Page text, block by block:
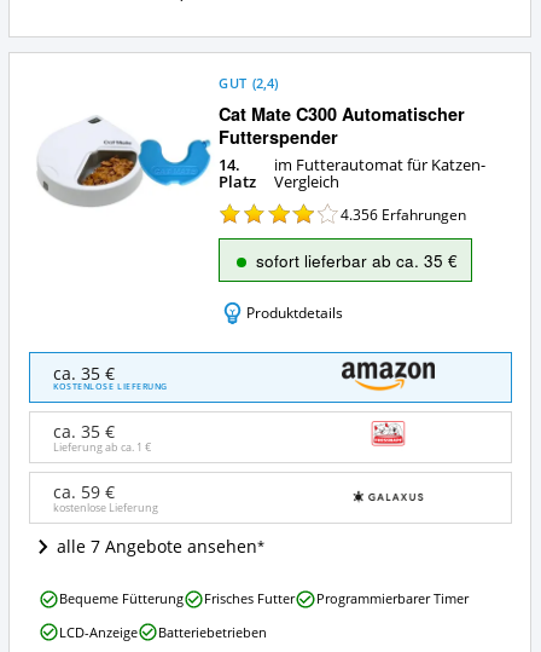
Cat Mate C300 Automatischer
Futterspender
GUT (2,4)
14.
Platz
im Futterautomat für Katzen-
Vergleich
4.356 Erfahrungen
sofort lieferbar ab ca. 35 €
Produktdetails
Mate
C300
Automatischer
Futterspender
Angebote:
dieser
Futterautomat
Katzen
erhältlich?
ca. 35 €
KOSTENLOSE LIEFERUNG
ca. 35 €
Lieferung ab ca. 1 €
ca. 59 €
kostenlose Lieferung
alle 7 Angebote ansehen
Cat
Mate
C300
Bequeme Fütterung Frisches Futter
Programmierbarer Timer
LCD-Anzeige
Batteriebetrieben